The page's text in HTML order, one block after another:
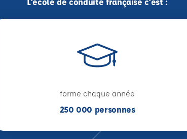
forme chaque année
250 000 personnes